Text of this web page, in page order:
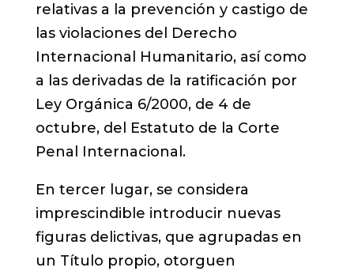
relativas a la prevención y castigo de
las violaciones del Derecho
Internacional Humanitario, así como
a las derivadas de la ratificación por
Ley Orgánica 6/2000, de 4 de
octubre, del Estatuto de la Corte
Penal Internacional.
En tercer lugar, se considera
imprescindible introducir nuevas
figuras delictivas, que agrupadas en
un Título propio, otorguen